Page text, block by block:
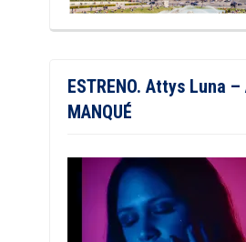
ESTRENO. Attys Luna –
MANQUÉ